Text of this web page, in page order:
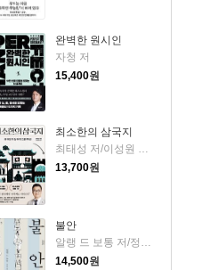
완벽한 원시인
자청 저
15,400원
최소한의 삼국지
최태성 저/이성원 감수
13,700원
불안
알랭 드 보통 저/정영목 역
14,500원